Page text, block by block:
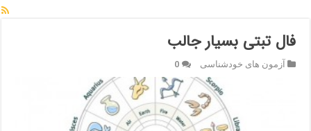
فال تبتی بسیار جالب
آزمون های خودشناسی 0